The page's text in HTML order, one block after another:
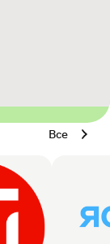
Все